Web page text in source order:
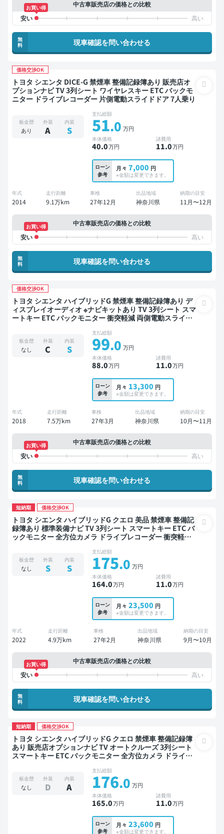
中古車販売店の価格との比較
お買い得
無
料
現車確認を問い合わせる
価格交渉OK
トヨタ シエンタ DICE-G 禁煙車 整備記録簿あり 販売店オ
プションナビ TV 3列シート ワイヤレスキー ETC バックモ
ニター ドライブレコーダー 片側電動スライドドア 7人乗り
板金歴
あり
外装
A
内装
S
支払総額
51.0 万円
本体価格
40.0万円
諸費用
11.0万円
ローン
参考
月々 7,000 円
※金額は変更できます。
年式
2014
走行距離
9.1万km
車検
27年12月
出品地域
神奈川県
納期の目安
11月〜12月
中古車販売店の価格との比較
お買い得
無
料
現車確認を問い合わせる
価格交渉OK
トヨタ シエンタ ハイブリッドG 禁煙車 整備記録簿あり デ
ィスプレイオーディオ ※ナビキットあり TV 3列シート スマ
ートキー ETC バックモニター 衝突軽減 両側電動スライド
板金歴
なし
外装
C
内装
S
支払総額
99.0 万円
本体価格
88.0万円
諸費用
11.0万円
ローン
参考
月々 13,300 円
※金額は変更できます。
年式
2018
走行距離
7.5万km
車検
27年3月
出品地域
神奈川県
納期の目安
10月〜11月
中古車販売店の価格との比較
お買い得
無
料
現車確認を問い合わせる
短納期 価格交渉OK
トヨタ シエンタ ハイブリッドG クエロ 美品 禁煙車 整備記
録簿あり 標準装備ナビ TV 3列シート スマートキー ETC バ
ックモニター 全方位カメラ ドライブレコーダー 衝突軽減
板金歴
なし
外装
S
内装
S
支払総額
175.0 万円
本体価格
164.0万円
諸費用
11.0万円
ローン
参考
月々 23,500 円
※金額は変更できます。
年式
2022
走行距離
4.9万km
車検
27年2月
出品地域
神奈川県
納期の目安
9月〜10月
中古車販売店の価格との比較
お買い得
無
料
現車確認を問い合わせる
短納期 価格交渉OK
トヨタ シエンタ ハイブリッドG クエロ 禁煙車 整備記録簿
あり 販売店オプションナビ TV オートクルーズ 3列シート
スマートキー ETC バックモニター 全方位カメラ ドライブ
板金歴
なし
外装
D
内装
A
支払総額
176.0 万円
本体価格
165.0万円
諸費用
11.0万円
ローン
参考
月々 23,600 円
※金額は変更できます。